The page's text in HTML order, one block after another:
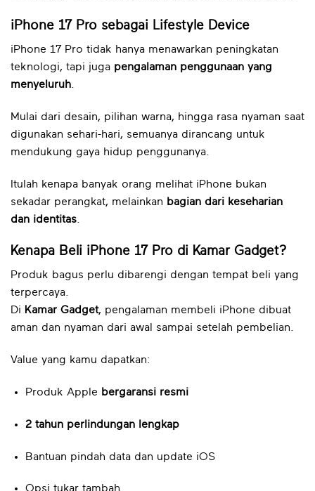
iPhone 17 Pro sebagai Lifestyle Device
iPhone 17 Pro tidak hanya menawarkan peningkatan
teknologi, tapi juga pengalaman penggunaan yang
menyeluruh.
Mulai dari desain, pilihan warna, hingga rasa nyaman saat
digunakan sehari-hari, semuanya dirancang untuk
mendukung gaya hidup penggunanya.
Itulah kenapa banyak orang melihat iPhone bukan
sekadar perangkat, melainkan bagian dari keseharian
dan identitas
Kenapa Beli iPhone 17 Pro di Kamar Gadget?
Produk bagus perlu dibarengi dengan tempat beli yang
terpercaya.
Di Kamar Gadget, pengalaman membeli iPhone dibuat
aman dan nyaman dari awal sampai setelah pembelian.
Value yang kamu dapatkan:
Produk Apple bergaransi resmi
2 tahun perlindungan lengkap
Bantuan pindah data dan update iOS
Opsi tukar tambah